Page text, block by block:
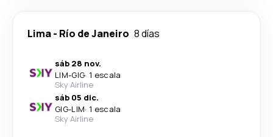
Lima- Río de Janeiro 8 días
sáb 28 nov.
LIM-GIG· 1 escala
Sky Airline
sáb 05 dic.
GIG-LIM· 1 escala
Sky Airline